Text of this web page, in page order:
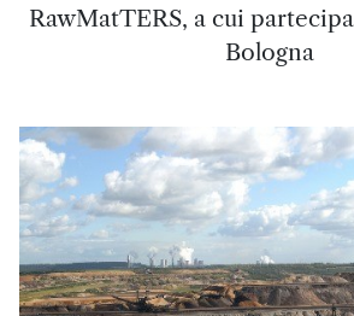
RawMatTERS, a cui
Bologna